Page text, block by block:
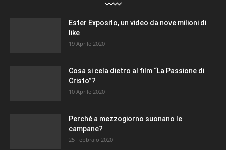
Ester Exposito, un video da nove milioni di
like
19 Aprile 2020
Cosa si cela dietro al film “La Passione di
Cristo”?
10 Aprile 2020
Perché a mezzogiorno suonano le
campane?
25 Febbraio 2020